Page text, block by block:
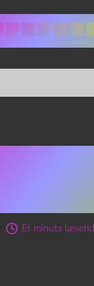
Et minuts læsetid